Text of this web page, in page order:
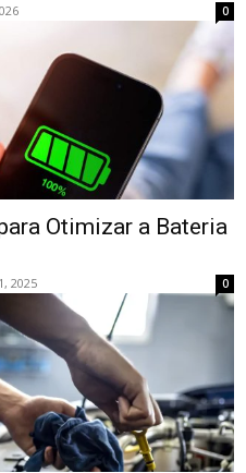
0
Otimizar a Bateria
2025 0